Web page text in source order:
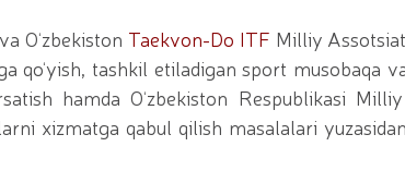
O‘zbekiston Taekvon-Do ITF Milliy
qo‘yish, tashkil etiladigan sport musobaqa
hamda O‘zbekiston Respublikasi
xizmatga qabul qilish masalalari